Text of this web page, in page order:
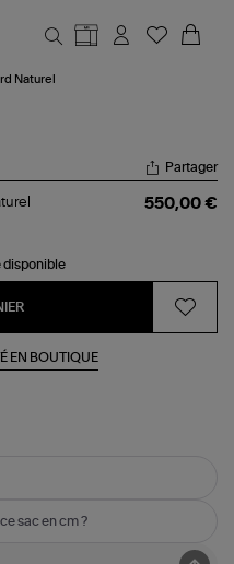
Naturel
Partager
550,00 €
disponible
EN BOUTIQUE
sac en cm ?